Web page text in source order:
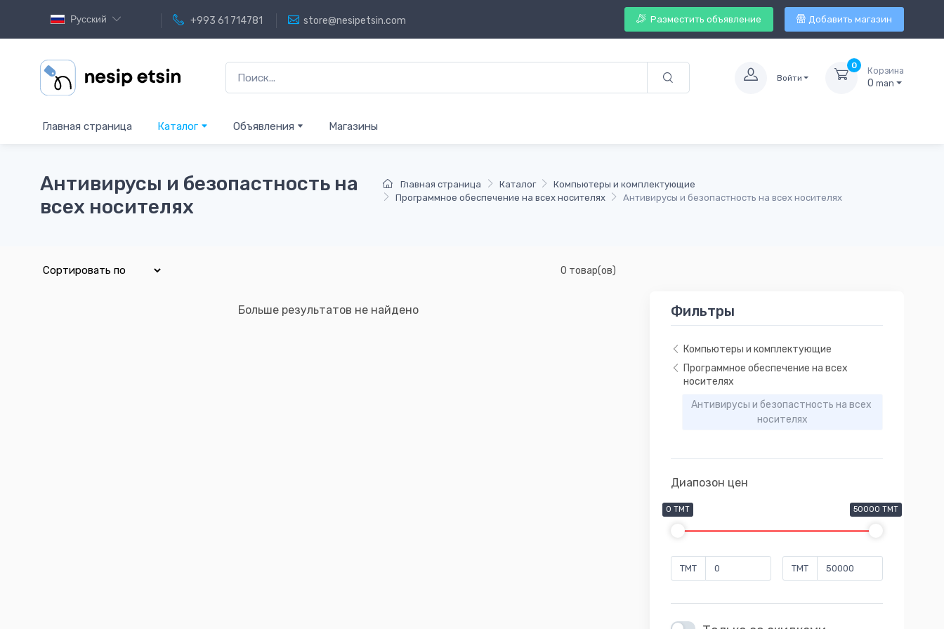
Русский +993 61 714781 store@nesipetsin.com Разместить объявление Добавить магазин
Войти
0
Корзина
0 man
Главная страница Каталог Объявления Магазины
Главная страница Каталог
Компьютеры и комплектующие
Программное обеспечение на всех носителях
Антивирусы и безопастность на всех носителях
Антивирусы и безопастность на
всех носителях
Фильтры
Компьютеры и комплектующие
Программное обеспечение на всех
носителях
Антивирусы и безопастность на всех
носителях
Диапозон цен
0 TMT 50000 TMT
TMT TMT
0 товар(ов)
Больше результатов не найдено